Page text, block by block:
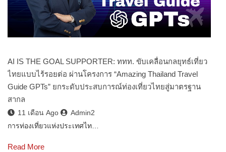
AI IS THE GOAL SUPPORTER: ททท. ขับเคลื่อนกลยุทธ์เที่ยว
ไทยแบบไร้รอยต่อ ผ่านโครงการ “Amazing Thailand Travel
Guide GPTs” ยกระดับประสบการณ์ท่องเที่ยวไทยสู่มาตรฐาน
สากล
11 เดือน Ago
Admin2
การท่องเที่ยวแห่งประเทศไท…
Read More